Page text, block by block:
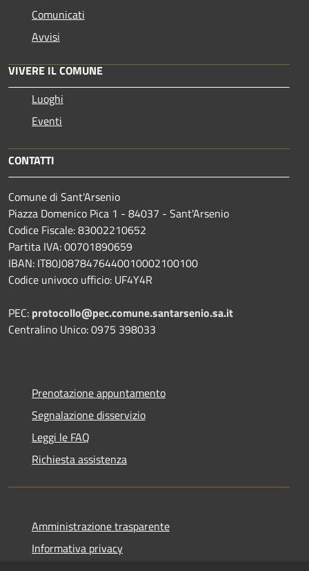
Comunicati
Avvisi
VIVERE IL COMUNE
Luoghi
Eventi
CONTATTI
Comune di Sant'Arsenio
Piazza Domenico Pica 1 - 84037 - Sant'Arsenio
Codice Fiscale: 83002210652
Partita IVA: 00701890659
IBAN: IT80J0878476440010002100100
Codice univoco ufficio: UF4Y4R
PEC: protocollo@pec.comune.santarsenio.sa.it
Centralino Unico: 0975 398033
Prenotazione appuntamento
Segnalazione disservizio
Leggi le FAQ
Richiesta assistenza
Amministrazione trasparente
Informativa privacy